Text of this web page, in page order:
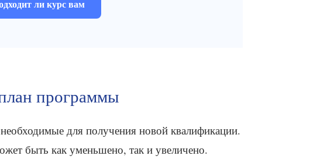
ли курс вам
программы
для получения новой квалификации.
быть как уменьшено, так и увеличено.